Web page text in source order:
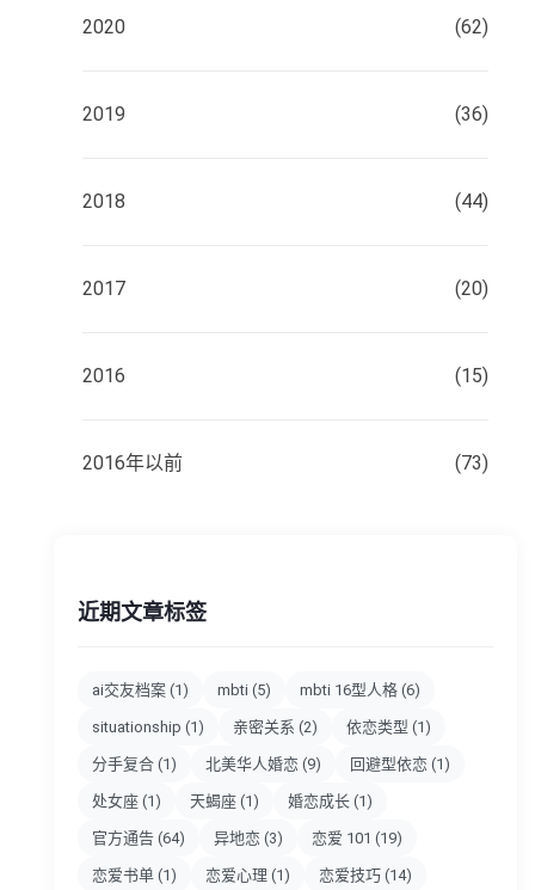
2020 (62)
2019 (36)
2018 (44)
2017 (20)
2016 (15)
2016年以前 (73)
近期文章标签
ai交友档案 (1) mbti (5) mbti 16型人格 (6)
situationship (1) 亲密关系 (2) 依恋类型 (1)
分手复合 (1) 北美华人婚恋 (9) 回避型依恋 (1)
处女座 (1) 天蝎座 (1) 婚恋成长 (1)
官方通告 (64) 异地恋 (3) 恋爱 101 (19)
恋爱书单 (1) 恋爱心理 (1) 恋爱技巧 (14)